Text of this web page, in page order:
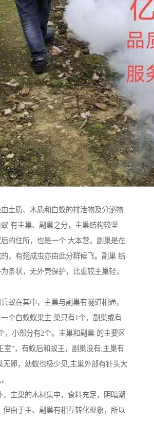
土质、木质和白蚁的排泄物及分泌物
有主巢、副巢之分，主巢结构较坚
的住所，也是一个 大本营。副巢是在
，有翅成虫亦由此分群候飞。副巢 结
条状，无外壳保护，比重较主巢轻，
蚁在其中，主巢与副巢有隧道相通，
个白蚁蚁巢主 巢只有1个，副巢或有
，小部分有2个。主巢和副巢 的主要区
室”，有蚁后和蚁王，副巢没有;主巢有
无卵，幼蚁也极少见;主巢外部有针头大
，主巢的木材集中，食料充足，阴暗潮
但由于主、副巢有相互转化现象，所以